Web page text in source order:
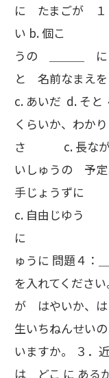
に たまごが １
い b. 個こ c.
うの ＿＿＿ に
と 名前なまえ
c. あいだ d. そ
くらいか、わか
さ c. 長ながさ
いしゅうの 予
手じょ
c. 自由じゆう
に
ゅうに 問題４：
を入れてくださ
が はやいか、
生いちねんせ
いますか。 ３
は どこ に ある